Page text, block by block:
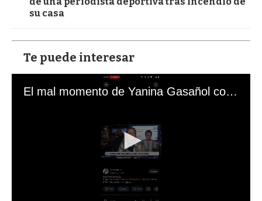
su casa
Te puede interesar
El mal momento de Yanina Gasañol con un hincha argentino en "Subrayado"